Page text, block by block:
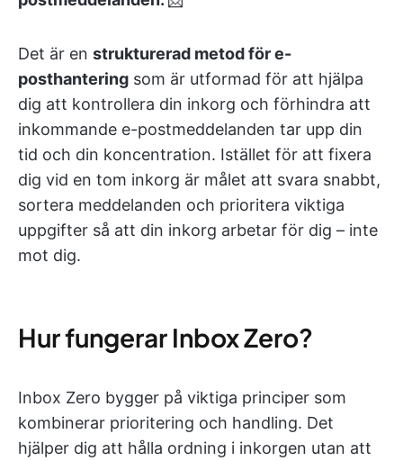
Det är en strukturerad metod för e-
posthantering som är utformad för att hjälpa
dig att kontrollera din inkorg och förhindra att
inkommande e-postmeddelanden tar upp din
tid och din koncentration. Istället för att fixera
dig vid en tom inkorg är målet att svara snabbt,
sortera meddelanden och prioritera viktiga
uppgifter så att din inkorg arbetar för dig – inte
mot dig.
Hur fungerar Inbox Zero?
Inbox Zero bygger på viktiga principer som
kombinerar prioritering och handling. Det
hjälper dig att hålla ordning i inkorgen utan att